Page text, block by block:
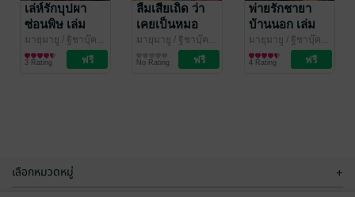
ในนิยายจบแล้ว
มายุมายูมายา/ ฐิ
ชาบุ๊ค...
นิยายรักจีนโบราณ
11 Rating
นางร้ายเช่นข้า
มายุมายูมายา/ ฐิ
ชาบุ๊ค...
นิยายรักจีนโบราณ
14 Rating
เล่ห์รักบุปผา
ซ่อนพิษ เล่ม
พิเศษ
มายุมายู / ฐิชาบุ๊ค...
นิยายรักจีนโบราณ
3 Rating
ลืมเสียเถิด ว่า
เคยเป็นหมอ
ตอนพิเศษ
(ฉลองปีใหม่)
มายุมายู / ฐิชาบุ๊ค...
นิยายรักจีนโบราณ
No Rating
พ่ายรักชายา
บ้านนอก เล่ม
พิเศษ
มายุมายู / ฐิชาบุ๊ค...
นิยายรักจีนโบราณ
4 Rating
เลือกหมวดหมู่ +